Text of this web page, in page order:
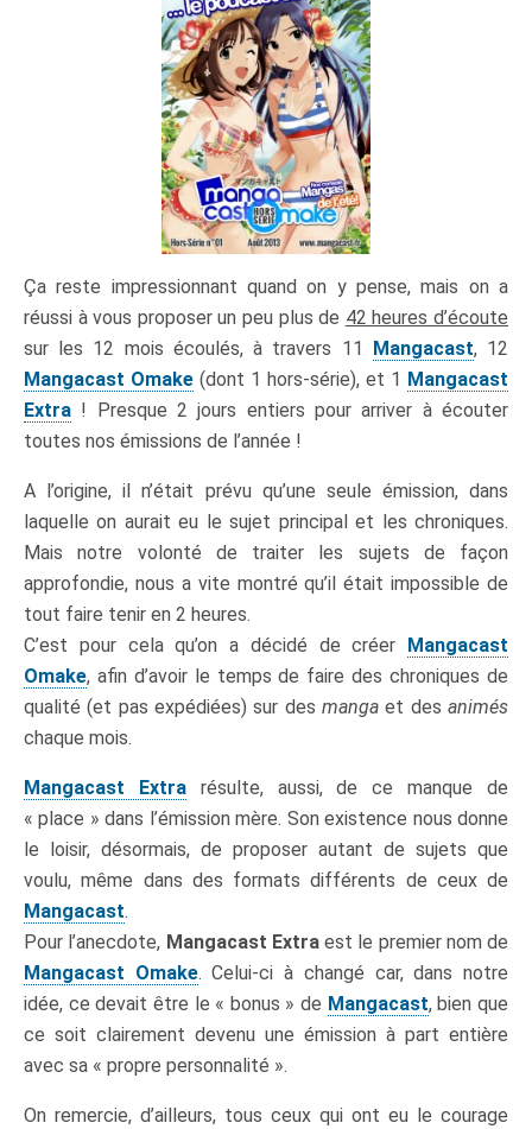
Ça reste impressionnant quand on y pense, mais on a
réussi à vous proposer un peu plus de 42 heures d’écoute
sur les 12 mois écoulés, à travers 11
Mangacast, 12
Mangacast Omake (dont 1 hors-série), et 1 Mangacast
Extra ! Presque 2 jours entiers pour arriver à écouter
toutes nos émissions de l’année !
A l’origine, il n’était prévu qu’une seule émission, dans
laquelle on aurait eu le sujet principal et les chroniques.
Mais notre volonté de traiter les sujets de façon
approfondie, nous a vite montré qu’il était impossible de
tout faire tenir en 2 heures.
C’est pour cela qu’on a décidé de créer
Mangacast
Omake, afin d’avoir le temps de faire des chroniques de
qualité (et pas expédiées) sur des manga et des animés
chaque mois.
Mangacast Extrarésulte, aussi, de ce manque de
« place » dans l’émission mère. Son existence nous donne
le loisir, désormais, de proposer autant de sujets que
voulu, même dans des formats différents de ceux de
Mangacast.
Pour l’anecdote, Mangacast Extraest le premier nom de
Mangacast Omake. Celui-ci à changé car, dans notre
idée, ce devait être le « bonus » de Mangacast, bien que
ce soit clairement devenu une émission à part entière
avec sa « propre personnalité ».
On remercie, d’ailleurs, tous ceux qui ont eu le courage